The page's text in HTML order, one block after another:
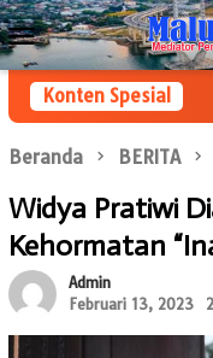
Loncat
ke
konten
Menu
Mobile
Konten Spesial
Beranda BERITA
Widya Pratiwi
Kehormatan
Admin
Februari 13, 2023